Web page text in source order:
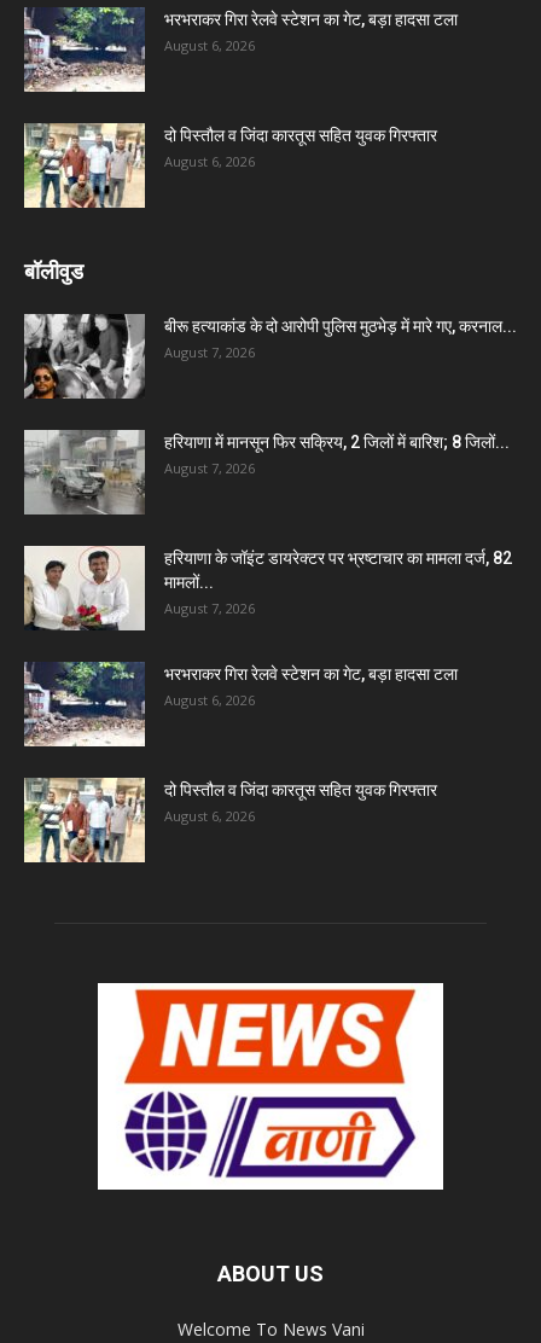
भरभराकर गिरा रेलवे स्टेशन का गेट, बड़ा हादसा टला
August 6, 2026
दो पिस्तौल व जिंदा कारतूस सहित युवक गिरफ्तार
August 6, 2026
बॉलीवुड
बीरू हत्याकांड के दो आरोपी पुलिस मुठभेड़ में मारे गए, करनाल...
August 7, 2026
हरियाणा में मानसून फिर सक्रिय, 2 जिलों में बारिश; 8 जिलों...
August 7, 2026
हरियाणा के जॉइंट डायरेक्टर पर भ्रष्टाचार का मामला दर्ज, 82
मामलों...
August 7, 2026
भरभराकर गिरा रेलवे स्टेशन का गेट, बड़ा हादसा टला
August 6, 2026
दो पिस्तौल व जिंदा कारतूस सहित युवक गिरफ्तार
August 6, 2026
ABOUT US
Welcome To News Vani